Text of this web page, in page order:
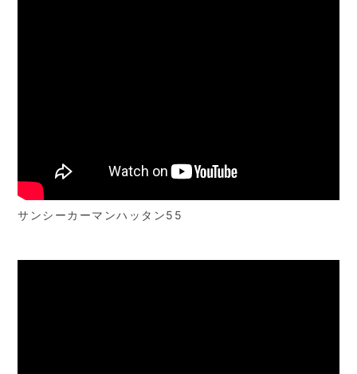
サンシーカーマンハッタン55